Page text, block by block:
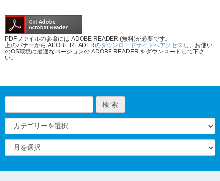
PDFファイルの参照には ADOBE READER (無料)が必要です。
上のバナーから ADOBE READERのダウンロードサイトへアクセス し、お使い
のOS環境に最適なバージョンの ADOBE READER をダウンロードして下さ
い。